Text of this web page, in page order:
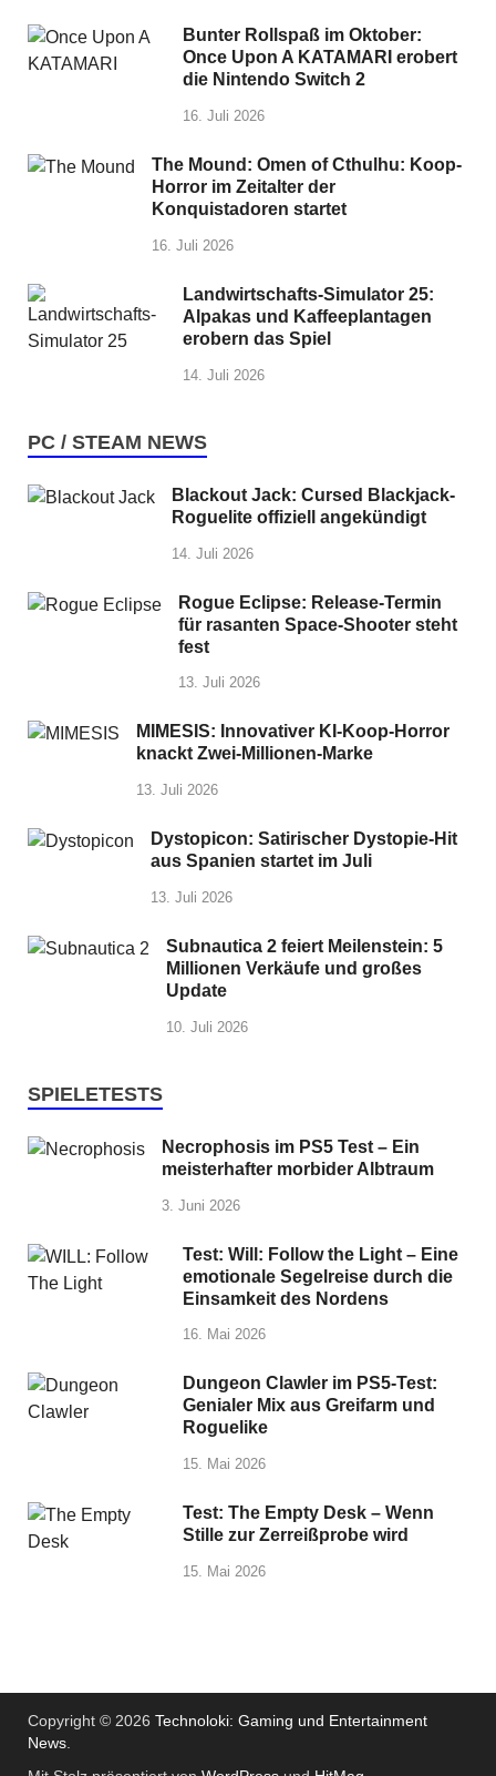
Bunter Rollspaß im Oktober:
Once Upon A KATAMARI erobert
die Nintendo Switch 2
16. Juli 2026
The Mound: Omen of Cthulhu: Koop-
Horror im Zeitalter der
Konquistadoren startet
16. Juli 2026
Landwirtschafts-Simulator 25:
Alpakas und Kaffeeplantagen
erobern das Spiel
14. Juli 2026
PC / STEAM NEWS
Blackout Jack: Cursed Blackjack-
Roguelite offiziell angekündigt
14. Juli 2026
Rogue Eclipse: Release-Termin
für rasanten Space-Shooter steht
fest
13. Juli 2026
MIMESIS: Innovativer KI-Koop-Horror
knackt Zwei-Millionen-Marke
13. Juli 2026
Dystopicon: Satirischer Dystopie-Hit
aus Spanien startet im Juli
13. Juli 2026
Subnautica 2 feiert Meilenstein: 5
Millionen Verkäufe und großes
Update
10. Juli 2026
SPIELETESTS
Necrophosis im PS5 Test – Ein
meisterhafter morbider Albtraum
3. Juni 2026
Test: Will: Follow the Light – Eine
emotionale Segelreise durch die
Einsamkeit des Nordens
16. Mai 2026
Dungeon Clawler im PS5-Test:
Genialer Mix aus Greifarm und
Roguelike
15. Mai 2026
Test: The Empty Desk – Wenn
Stille zur Zerreißprobe wird
15. Mai 2026
Copyright © 2026 Technoloki: Gaming und Entertainment
News